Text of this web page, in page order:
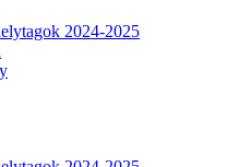
2024-2025